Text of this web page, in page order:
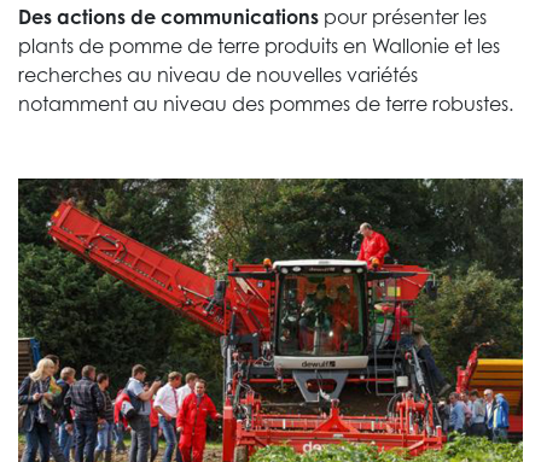
Des actions de communications pour présenter les
plants de pomme de terre produits en Wallonie et les
recherches au niveau de nouvelles variétés
notamment au niveau des pommes de terre robustes.